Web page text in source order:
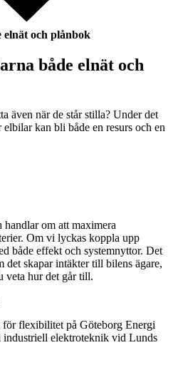
elnät och plånbok
både elnät och
även när de står stilla? Under det
kan bli både en resurs och en
om att maximera
Om vi lyckas koppla upp
både effekt och systemnyttor. Det
det skapar intäkter till bilens ägare,
veta hur det går till.
för flexibilitet på Göteborg Energi
industriell elektroteknik vid Lunds